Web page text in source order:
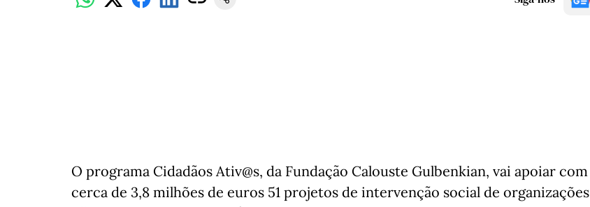
O programa Cidadãos Ativ@s, da Fundação Calouste Gulbenkian, vai apoiar com
cerca de 3,8 milhões de euros 51 projetos de intervenção social de organizações